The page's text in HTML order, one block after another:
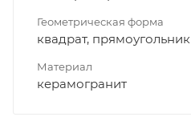
Геометрическая форма
квадрат, прямоугольник
Материал
керамогранит